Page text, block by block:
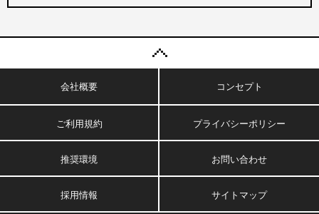
会社概要 コンセプト
ご利用規約 プライバシーポリシー
推奨環境 お問い合わせ
採用情報 サイトマップ